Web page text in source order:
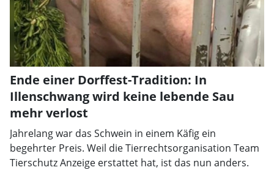
Ende einer Dorffest-Tradition: In
Illenschwang wird keine lebende Sau
mehr verlost
Jahrelang war das Schwein in einem Käfig ein
begehrter Preis. Weil die Tierrechtsorganisation Team
Tierschutz Anzeige erstattet hat, ist das nun anders.